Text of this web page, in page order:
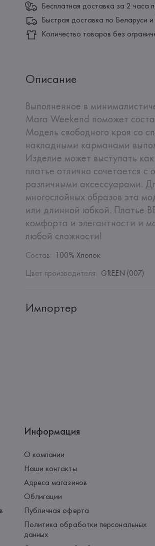
Бесплатная доставка за 2 часа
Быстрая доставка по Беларуси
Количество товаров без
Описание
Выполненное в
Mara Weekend поможет
Модель свободного кроя со
накладными карманами
Изделие может выступать
платье отлично сочетается
различными аксессуарами.
многослойных образов эта
или длинной юбкой. Платье
комфорта и элегантности и
любой сложности!
Состав: 100% Хлопок
Цвет производителя: GREEN (007)
Импортер
Информация
О компании
Наши контакты
Адреса магазинов
Облигации
Публичная оферта
Политика обработки персональных
данных